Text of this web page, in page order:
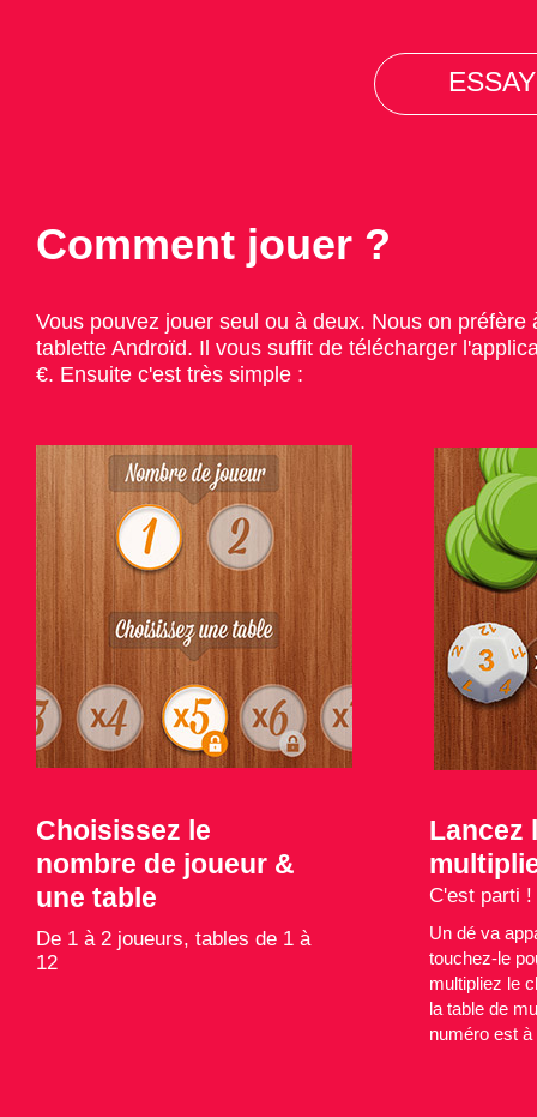
Comment jouer ?
Vous pouvez jouer seul ou à deux. Nous on
tablette Androïd. Il vous suffit de télécharger
€. Ensuite c'est très simple :
Choisissez le
nombre de joueur &
une table
Lancez
C'est parti !
Un dé va
touchez-le
multipliez le
la table de
numéro est
De 1 à 2 joueurs, tables de 1 à
12